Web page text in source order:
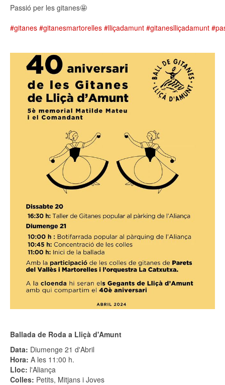
Passió per les gitanes🤩
#gitanes #gitanesmartorelles #lliçadamunt #gitaneslliçadamunt
Ballada de Roda a Lliçà d'Amunt
Data: Diumenge 21 d'Abril
Hora: A les 11:00 h.
Lloc: l'Aliança
Colles: Petits, Mitjans i Joves